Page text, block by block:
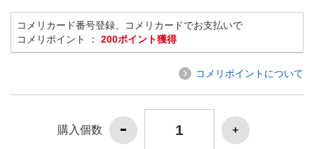
コメリカード番号登録、コメリカードでお支払いで
コメリポイント ： 200ポイント獲得
コメリポイントについて
購入個数